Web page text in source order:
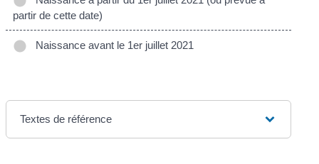
partir de cette date)
Naissance avant le 1er juillet 2021
Textes de référence